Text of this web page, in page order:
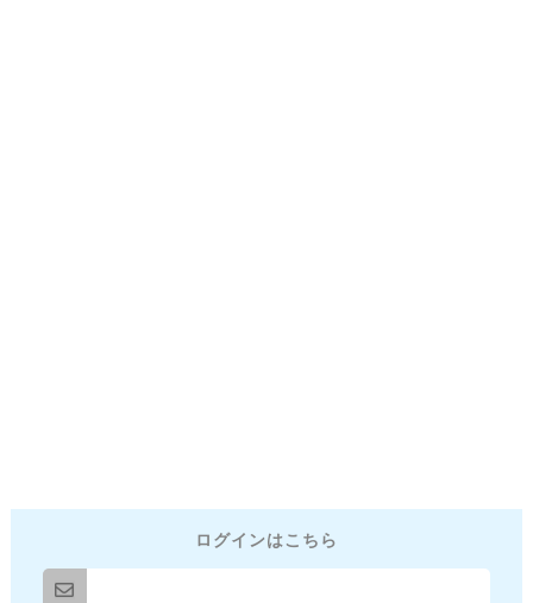
ログインはこちら